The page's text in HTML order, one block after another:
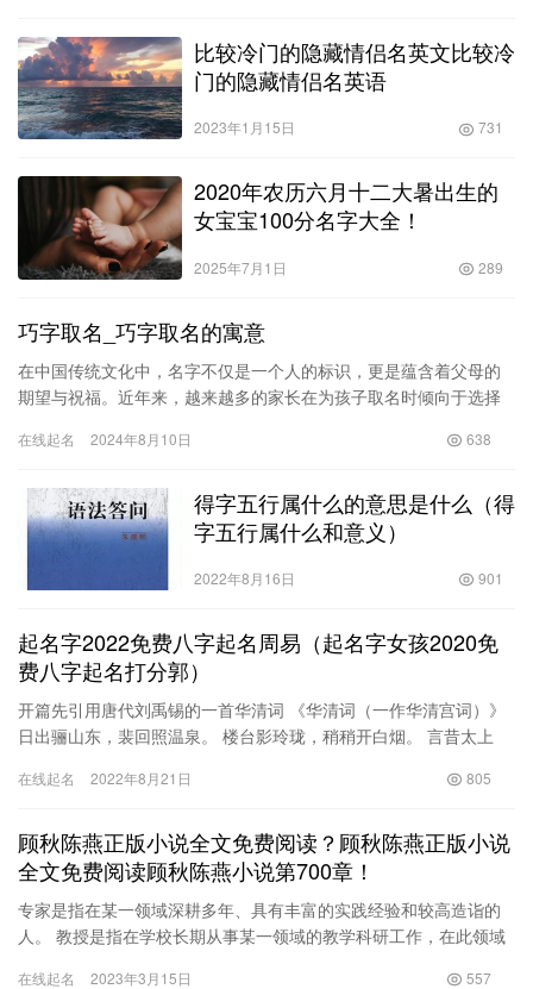
比较冷门的隐藏情侣名英文比较冷
门的隐藏情侣名英语
2023年1月15日 731
2020年农历六月十二大暑出生的
女宝宝100分名字大全！
2025年7月1日 289
巧字取名_巧字取名的寓意
在中国传统文化中，名字不仅是一个人的标识，更是蕴含着父母的
期望与祝福。近年来，越来越多的家长在为孩子取名时倾向于选择
选…
在线起名 2024年8月10日 638
得字五行属什么的意思是什么（得
字五行属什么和意义）
2022年8月16日 901
起名字2022免费八字起名周易（起名字女孩2020免
费八字起名打分郭）
开篇先引用唐代刘禹锡的一首华清词 《华清词（一作华清宫词）》
日出骊山东，裴回照温泉。 楼台影玲珑，稍稍开白烟。 言昔太上
在线起名 2022年8月21日 805
顾秋陈燕正版小说全文免费阅读？顾秋陈燕正版小说
全文免费阅读顾秋陈燕小说第700章！
专家是指在某一领域深耕多年、具有丰富的实践经验和较高造诣的
人。 教授是指在学校长期从事某一领域的教学科研工作，在此领域
在线起名 2023年3月15日 557